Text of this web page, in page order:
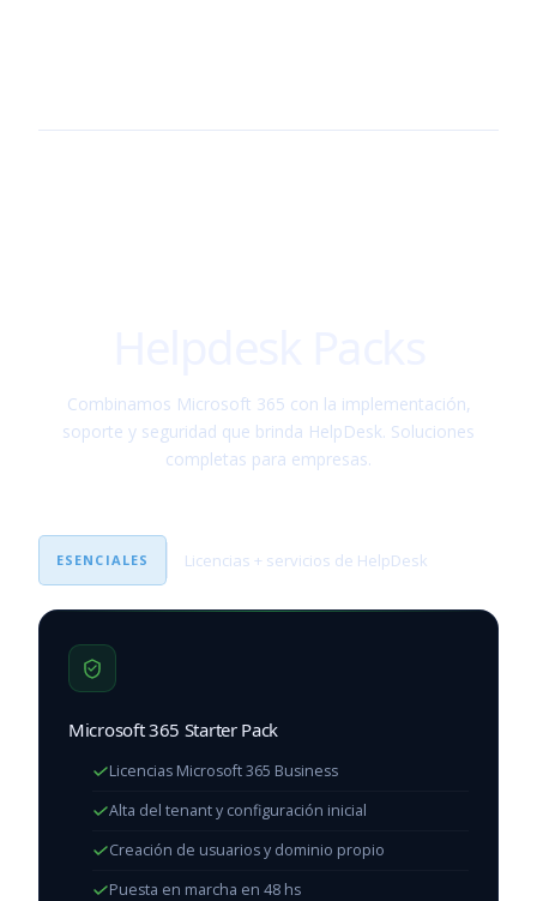
Combinamos Microsoft 365 con la implementación,
soporte y seguridad que brinda HelpDesk. Soluciones
completas para empresas.
ESENCIALES Licencias + servicios de HelpDesk
Microsoft 365 Starter Pack
Licencias Microsoft 365 Business
Alta del tenant y configuración inicial
Creación de usuarios y dominio propio
Puesta en marcha en 48 hs